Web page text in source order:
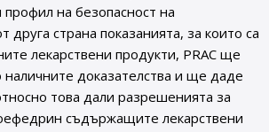
профил на безопасност на
страна показанията, за които са
лекарствени продукти, PRAC ще
доказателства и ще даде
това дали разрешенията за
съдържащите лекарствени